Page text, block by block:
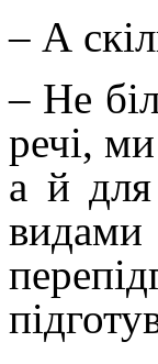
– А
– Не
речі,
а й для